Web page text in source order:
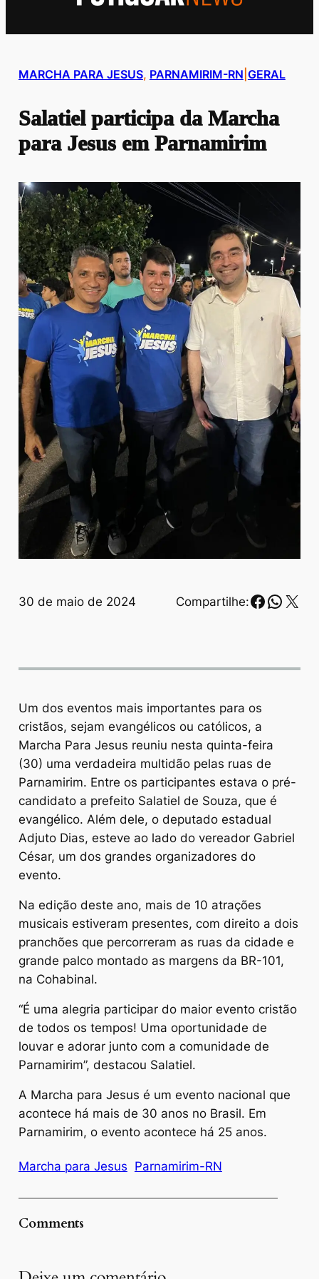
MARCHA PARA JESUS, PARNAMIRIM-RN GERAL
Salatiel participa da Marcha
para Jesus em Parnamirim
30 de maio de 2024 Compartilhe: X
Um dos eventos mais importantes para os
cristãos, sejam evangélicos ou católicos, a
Marcha Para Jesus reuniu nesta quinta-feira
(30) uma verdadeira multidão pelas ruas de
Parnamirim. Entre os participantes estava o pré-
candidato a prefeito Salatiel de Souza, que é
evangélico. Além dele, o deputado estadual
Adjuto Dias, esteve ao lado do vereador Gabriel
César, um dos grandes organizadores do
evento.
Na edição deste ano, mais de 10 atrações
musicais estiveram presentes, com direito a dois
pranchões que percorreram as ruas da cidade e
grande palco montado as margens da BR-101,
na Cohabinal.
“É uma alegria participar do maior evento cristão
de todos os tempos! Uma oportunidade de
louvar e adorar junto com a comunidade de
Parnamirim”, destacou Salatiel.
A Marcha para Jesus é um evento nacional que
acontece há mais de 30 anos no Brasil. Em
Parnamirim, o evento acontece há 25 anos.
Marcha para Jesus Parnamirim-RN
Comments